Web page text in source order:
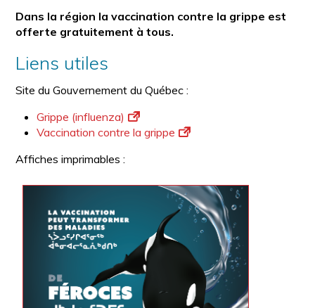
Dans la région la vaccination contre la grippe est
offerte gratuitement à tous.
Liens utiles
Site du Gouvernement du Québec :
Grippe (influenza)
Vaccination contre la grippe
Affiches imprimables :